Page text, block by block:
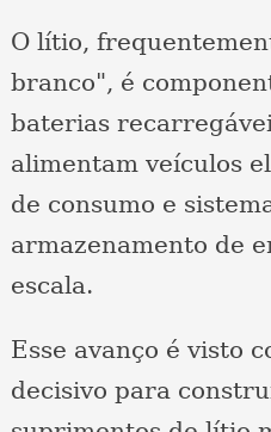
O lítio,
branco", é
baterias
alimentam veículos
de consumo e
armazenamento de
escala.
Esse avanço é visto
decisivo para